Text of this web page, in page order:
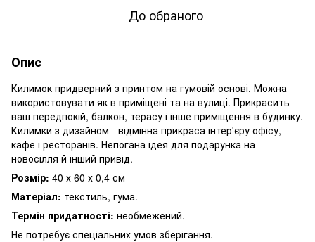
До обраного
Опис
Килимок придверний з принтом на гумовій основі. Можна
використовувати як в приміщені та на вулиці. Прикрасить
ваш передпокій, балкон, терасу і інше приміщення в будинку.
Килимки з дизайном - відмінна прикраса інтер'єру офісу,
кафе і ресторанів. Непогана ідея для подарунка на
новосілля й інший привід.
Розмір: 40 х 60 х 0,4 см
Матеріал: текстиль, гума.
Термін придатності: необмежений.
Не потребує спеціальних умов зберігання.